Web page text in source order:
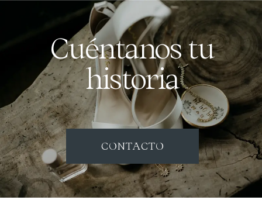
Cuéntanos tu
historia
CONTACTO